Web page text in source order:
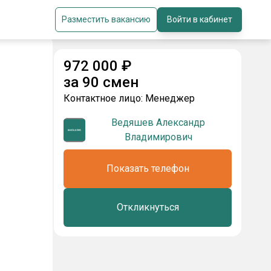
Разместить вакансию Войти в кабинет
972 000 ₽
за 90 смен
Контактное лицо: Менеджер
Ведяшев Александр
Владимирович
Показать телефон
Откликнуться